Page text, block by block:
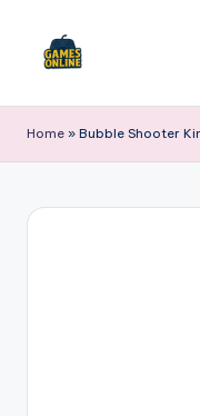
B
Home » Bubble Shooter